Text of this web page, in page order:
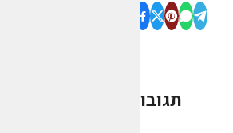
תגובות